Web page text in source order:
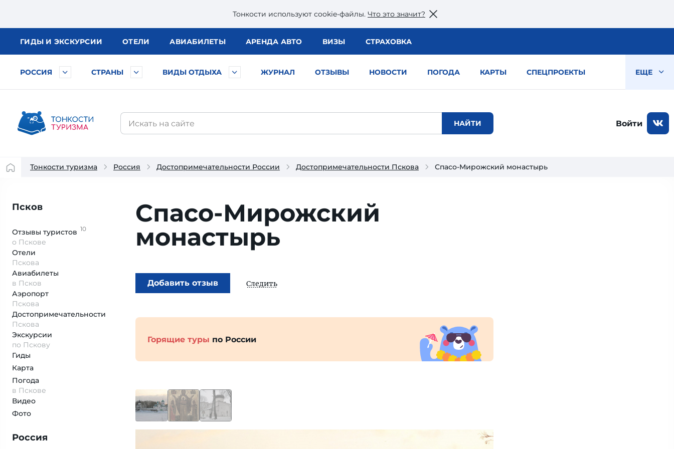
Тонкости используют сookie-файлы. Что это значит?
ГИДЫ И ЭКСКУРСИИ ОТЕЛИ АВИАБИЛЕТЫ АРЕНДА АВТО ВИЗЫ СТРАХОВКА
РОССИЯ СТРАНЫ ВИДЫ ОТДЫХА ЖУРНАЛ ОТЗЫВЫ НОВОСТИ ПОГОДА КАРТЫ СПЕЦПРОЕКТЫ ЕЩЕ
Войти
Тонкости туризма Россия Достопримечательности России Достопримечательности Пскова Спасо-Мирожский монастырь
Псков
Отзывы туристов 10
о Пскове
Отели
Пскова
Авиабилеты
в Псков
Аэропорт
Пскова
Достопримеча­тельности
Пскова
Экскурсии
по Пскову
Гиды
Карта
Погода
в Пскове
Видео
Фото
Россия
Спасо-Мирожский
монастырь
Добавить отзыв Следить
Горящие туры по России